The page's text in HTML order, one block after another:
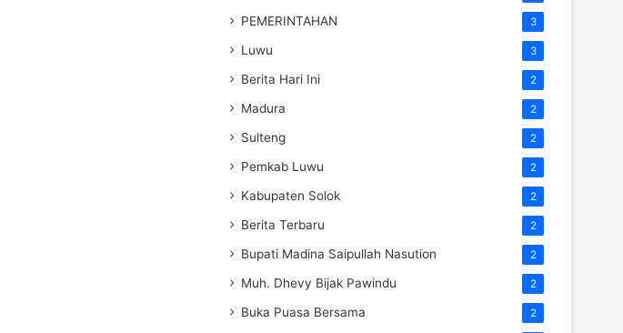
PEMERINTAHAN 3
Luwu 3
Berita Hari Ini 2
Madura 2
Sulteng 2
Pemkab Luwu 2
Kabupaten Solok 2
Berita Terbaru 2
Bupati Madina Saipullah Nasution 2
Muh. Dhevy Bijak Pawindu 2
Buka Puasa Bersama 2